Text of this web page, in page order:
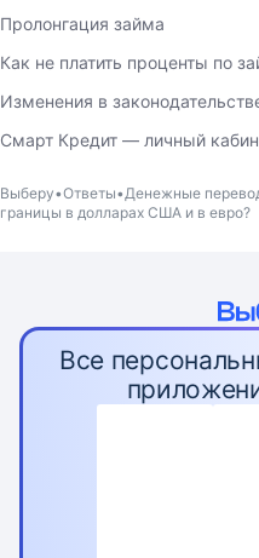
Пролонгация займа
Как не платить проценты по
Изменения в
Смарт Кредит — личный
Выберу Ответы Денежные
границы в долларах США и в евро?
Все